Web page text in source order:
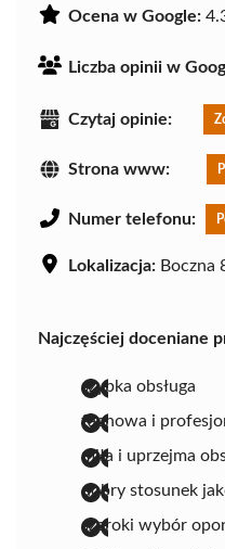
Ocena w Google:
Liczba opinii w
Czytaj opinie:
Strona www:
Numer telefonu:
Lokalizacja: Boczna
Najczęściej doceniane
szybka obsługa
fachowa i
miła i uprzejma
dobry stosunek
szeroki wybór